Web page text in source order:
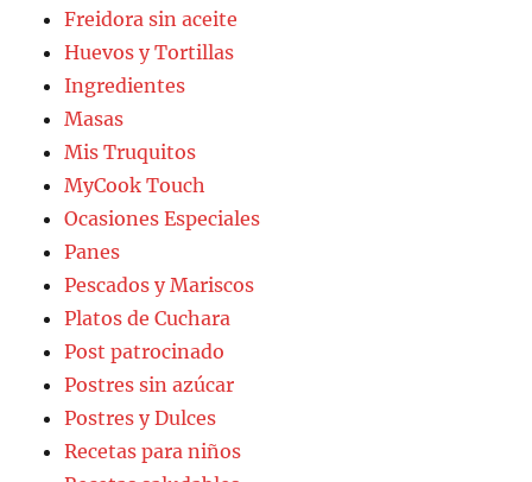
Freidora sin aceite
Huevos y Tortillas
Ingredientes
Masas
Mis Truquitos
MyCook Touch
Ocasiones Especiales
Panes
Pescados y Mariscos
Platos de Cuchara
Post patrocinado
Postres sin azúcar
Postres y Dulces
Recetas para niños